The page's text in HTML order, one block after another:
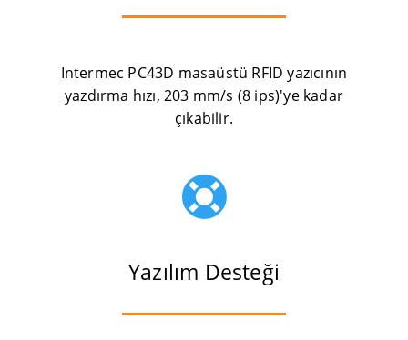
Intermec PC43D masaüstü RFID yazıcının
yazdırma hızı, 203 mm/s (8 ips)'ye kadar
çıkabilir.

Yazılım Desteği